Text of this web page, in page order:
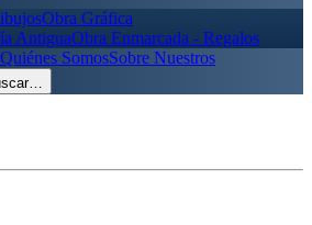
Obra Gráfica
AntiguaObra Enmarcada - Regalos
Quiénes SomosSobre Nuestros
…